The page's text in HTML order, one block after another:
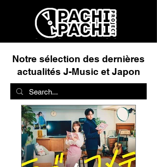
Notre sélection des dernières
actualités J-Music et Japon